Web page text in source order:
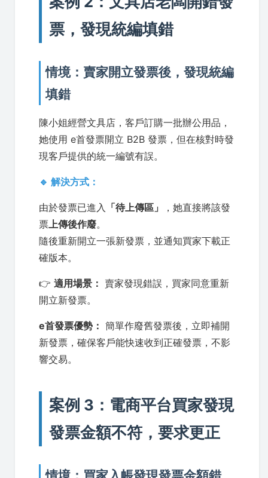
票，發現統編填錯
情境：賣家開立發票後，發現統編
填錯
陳小姐經營文具店，客戶訂購一批辦公用品，
她使用 e首發票開立 B2B 發票，但在核對時發
現客戶提供的統一編號有誤。
🔹 解決方式：
由於發票已進入 「待上傳區」
，她直接將該發
票上傳後作廢。
隨後重新開立一張新發票，並通知買家下載正
確版本。
👉 適用場景： 賣家發現錯誤，買家同意重新
開立新發票。
e首發票優勢： 簡單作廢舊發票後，立即補開
新發票，確保客戶能快速收到正確發票，不影
響交易。
案例 3：電商平台買家發現
發票金額不符，要求更正